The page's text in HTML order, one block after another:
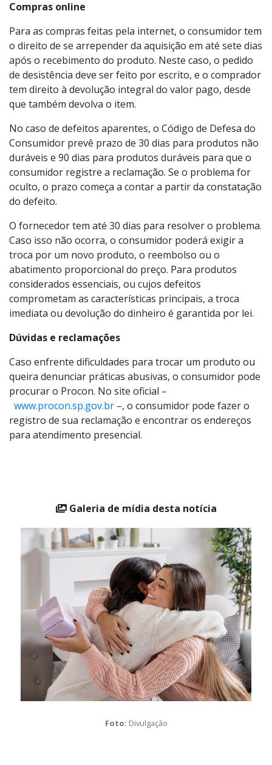
Compras online
Para as compras feitas pela internet, o consumidor tem
o direito de se arrepender da aquisição em até sete dias
após o recebimento do produto. Neste caso, o pedido
de desistência deve ser feito por escrito, e o comprador
tem direito à devolução integral do valor pago, desde
que também devolva o item.
No caso de defeitos aparentes, o Código de Defesa do
Consumidor prevê prazo de 30 dias para produtos não
duráveis e 90 dias para produtos duráveis para que o
consumidor registre a reclamação. Se o problema for
oculto, o prazo começa a contar a partir da constatação
O fornecedor tem até 30 dias para resolver o problema.
Caso isso não ocorra, o consumidor poderá exigir a
troca por um novo produto, o reembolso ou o
abatimento proporcional do preço. Para produtos
considerados essenciais, ou cujos defeitos
comprometam as características principais, a troca
imediata ou devolução do dinheiro é garantida por lei.
Dúvidas e reclamações
Caso enfrente dificuldades para trocar um produto ou
queira denunciar práticas abusivas, o consumidor pode
procurar o Procon. No site oficial –
www.procon.sp.gov.br–, o consumidor pode fazer o
registro de sua reclamação e encontrar os endereços
para atendimento presencial.